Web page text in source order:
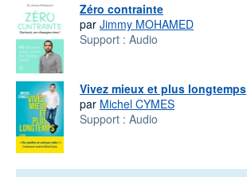
Zéro contrainte
par Jimmy MOHAMED
Support : Audio
Vivez mieux et plus longtemps
par Michel CYMES
Support : Audio